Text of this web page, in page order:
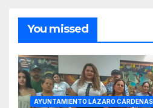
You missed
AYUNTAMIENTO LÁZARO CÁRDENAS